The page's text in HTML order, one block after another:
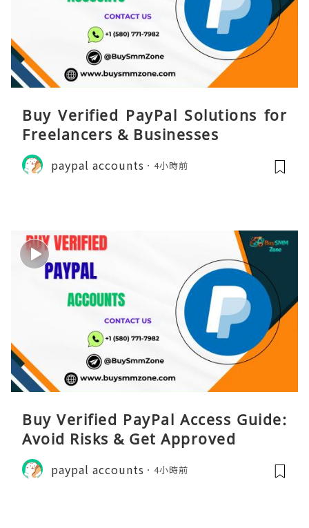
Buy Verified PayPal Solutions for
Freelancers & Businesses
paypal accounts 4小時前
Buy Verified PayPal Access Guide:
Avoid Risks & Get Approved
paypal accounts 4小時前